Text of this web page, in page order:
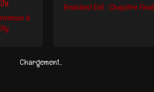
à
Resident Evil : Chapitre Final
Chargement...